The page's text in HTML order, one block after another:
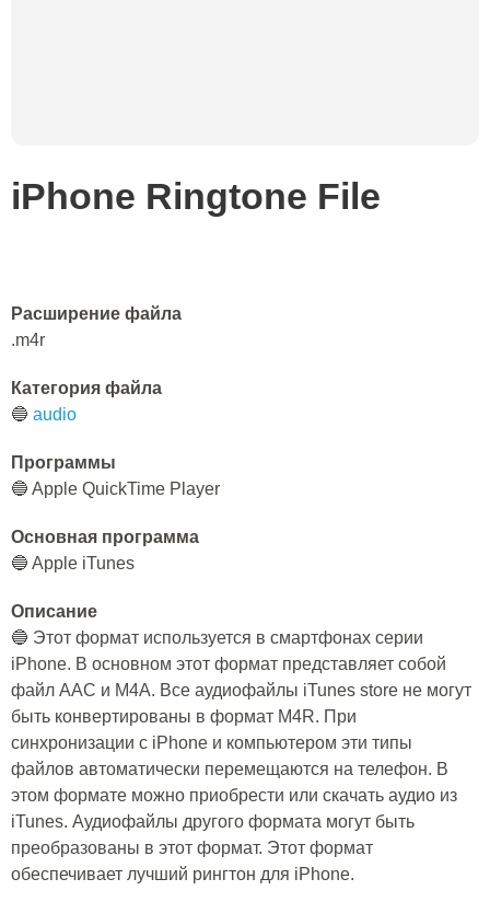
iPhone Ringtone File
Расширение файла
.m4r
Категория файла
🔵 audio
Программы
🔵 Apple QuickTime Player
Основная программа
🔵 Apple iTunes
Описание
🔵 Этот формат используется в смартфонах серии
iPhone. В основном этот формат представляет собой
файл AAC и M4A. Все аудиофайлы iTunes store не могут
быть конвертированы в формат M4R. При
синхронизации с iPhone и компьютером эти типы
файлов автоматически перемещаются на телефон. В
этом формате можно приобрести или скачать аудио из
iTunes. Аудиофайлы другого формата могут быть
преобразованы в этот формат. Этот формат
обеспечивает лучший рингтон для iPhone.